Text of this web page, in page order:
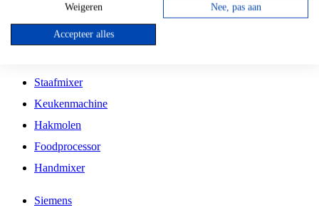
Inbouw Gaskookplaat
Inbouw Keramische Kookplaat
Kookplaat Accessoires
Staafmixer
Keukenmachine
Hakmolen
Foodprocessor
Handmixer
Siemens
Weigeren Nee, pas aan
Accepteer alles